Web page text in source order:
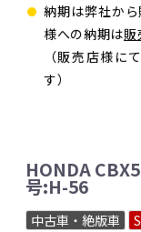
納期は弊社か
様への納期は販
（販売店様に
す）
HONDA
号:H-56
中古車・絶版車